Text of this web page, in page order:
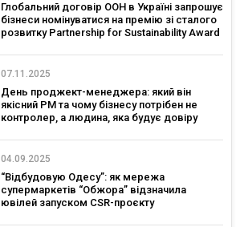
Глобальний договір ООН в Україні запрошує
бізнеси номінуватися на премію зі сталого
розвитку Partnership for Sustainability Award
07.11.2025
День проджект-менеджера: який він
якісний PM та чому бізнесу потрібен не
контролер, а людина, яка будує довіру
04.09.2025
“Відбудовую Одесу”: як мережа
супермаркетів “Обжора” відзначила
ювілей запуском CSR-проєкту